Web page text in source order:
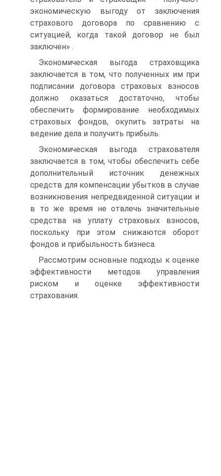
экономическую выгоду от заключения
страхового договора по сравнению с
ситуацией, когда такой договор не был
заключен» .
Экономическая выгода страховщика
заключается в том, что полученных им при
подписании договора страховых взносов
должно оказаться достаточно, чтобы
обеспечить формирование необходимых
страховых фондов, окупить затраты на
ведение дела и получить прибыль.
Экономическая выгода страхователя
заключается в том, чтобы обеспечить себе
дополнительный источник денежных
средств для компенсации убытков в случае
возникновения непредвиденной ситуации и
в то же время не отвлечь значительные
средства на уплату страховых взносов,
поскольку при этом снижаются оборот
фондов и прибыльность бизнеса.
Рассмотрим основные подходы к оценке
эффективности методов управления
риском и оценке эффективности
страхования.